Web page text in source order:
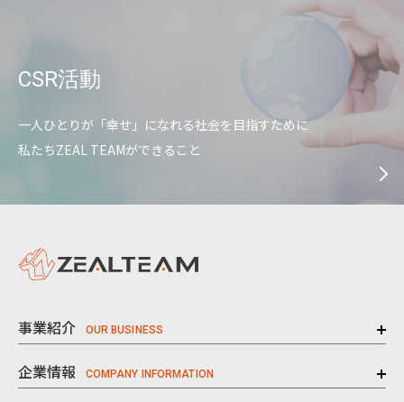
CSR活動
一人ひとりが「幸せ」になれる社会を目指すために
私たちZEAL TEAMができること
事業紹介
企業情報